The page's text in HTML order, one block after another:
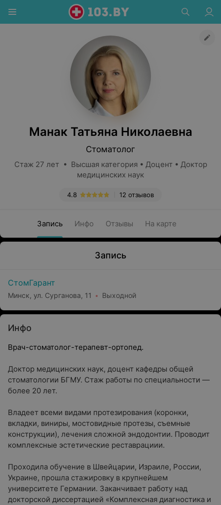
Манак Татьяна Николаевна
Стоматолог
Стаж 27 лет • Высшая категория • Доцент • Доктор
медицинских наук
12 отзывов
4.8
Запись Инфо Отзывы На карте
Запись
СтомГарант
Минск, ул. Сурганова, 11 Выходной
Инфо
Врач-стоматолог-терапевт-ортопед.
Доктор медицинских наук, доцент кафедры общей
стоматологии БГМУ. Стаж работы по специальности —
более 20 лет.
Владеет всеми видами протезирования (коронки,
вкладки, виниры, мостовидные протезы, съемные
конструкции), лечения сложной эндодонтии. Проводит
комплексные эстетические реставрациии.
Проходила обучение в Швейцарии, Израиле, России,
Украине, прошла стажировку в крупнейшем
университете Германии. Заканчивает работу над
докторской диссертацией «Комплексная диагностика и